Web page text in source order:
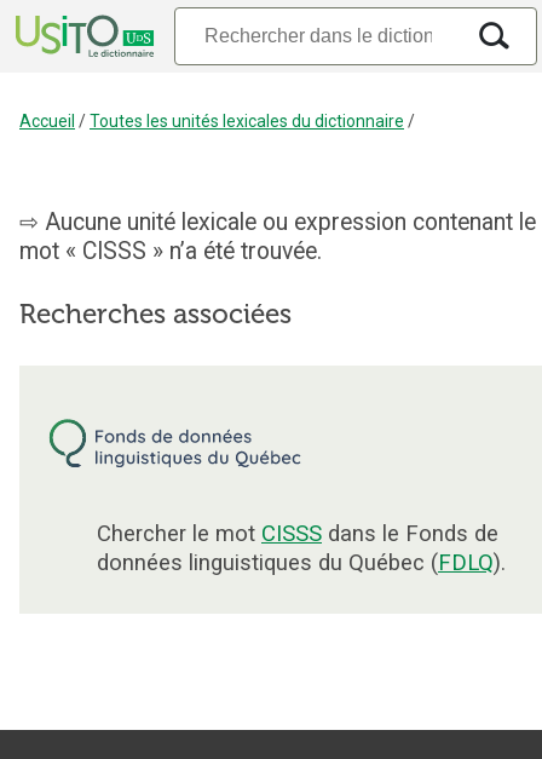
Accueil /Toutes les unités lexicales du dictionnaire /
Aucune unité lexicale ou expression contenant le
mot « CISSS » n’a été trouvée.
Recherches associées
Chercher le mot CISSS dans le Fonds de
données linguistiques du Québec (FDLQ).